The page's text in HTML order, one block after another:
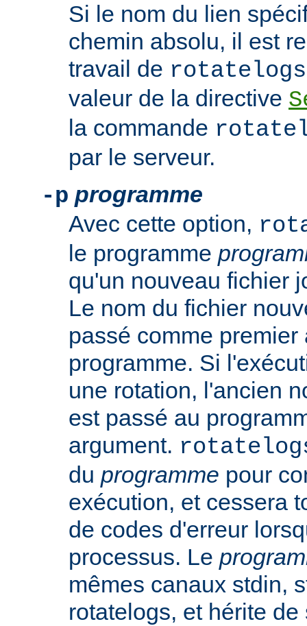
Si le nom du lien
chemin absolu, il est
travail de rotatelogs
valeur de la directive
la commande
par le serveur.
-p programme
Avec cette option,
le programme
qu'un nouveau fichier
Le nom du fichier
passé comme premier
programme. Si
une rotation, l'ancien
est passé au
argument.
du programme pour
exécution, et cessera
de codes d'erreur
processus. Le
mêmes canaux stdin,
rotatelogs, et hérite